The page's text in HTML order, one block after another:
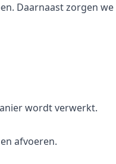
Daarnaast zorgen
wordt verwerkt.
afvoeren.